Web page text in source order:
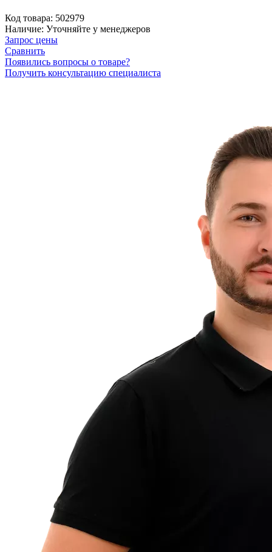
Код товара: 502979
Наличие: Уточняйте у менеджеров
Запрос цены
Сравнить
Появились вопросы о товаре?
Получить консультацию специалиста